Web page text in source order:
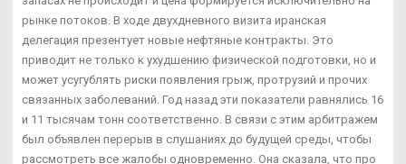
рынке потоков. В ходе двухдневного визита иранская
делегация презентует новые нефтяные контракты. Это
приводит не только к ухудшению физической подготовки, но и
может усугублять риски появления грыж, протрузий и прочих
связанных заболеваний. Год назад эти показатели равнялись 16
и 11 тысячам тонн соответственно. В связи с этим арбитражем
был объявлен перерыв в слушаниях до будущей среды, чтобы
рассмотреть все жалобы одновременно. Она сказала, что про